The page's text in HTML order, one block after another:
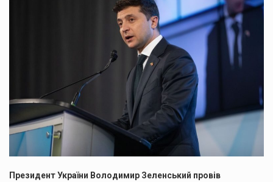
Президент України Володимир Зеленський провів